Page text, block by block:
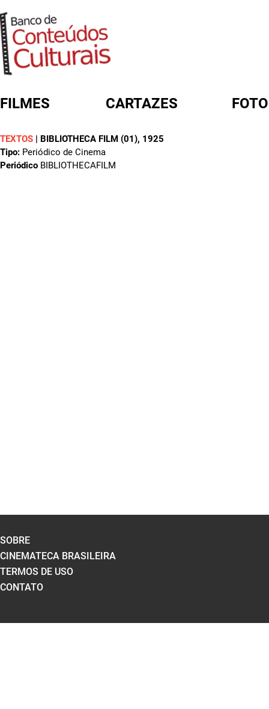
FILMES CARTAZES
TEXTOS | BIBLIOTHECA FILM (01), 1925
Tipo: Periódico de Cinema
Periódico BIBLIOTHECAFILM
FORMULÁRIO DE BUSCA
SOBRE
CINEMATECA BRASILEIRA
TERMOS DE USO
CONTATO